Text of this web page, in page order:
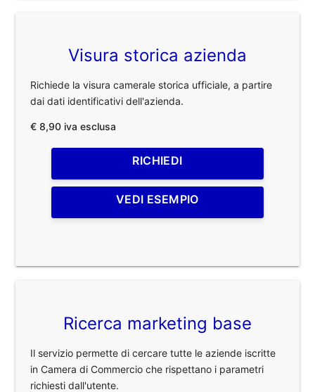
Visura storica azienda
Richiede la visura camerale storica ufficiale, a partire
dai dati identificativi dell'azienda.
€ 8,90 iva esclusa
RICHIEDI
VEDI ESEMPIO
Ricerca marketing base
Il servizio permette di cercare tutte le aziende iscritte
in Camera di Commercio che rispettano i parametri
richiesti dall'utente.